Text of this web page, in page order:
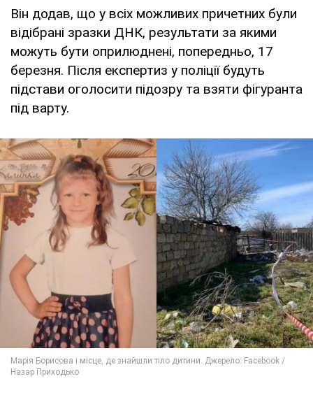
Він додав, що у всіх можливих причетних були
відібрані зразки ДНК, результати за якими
можуть бути оприлюднені, попередньо, 17
березня. Після експертиз у поліції будуть
підстави оголосити підозру та взяти фігуранта
під варту.